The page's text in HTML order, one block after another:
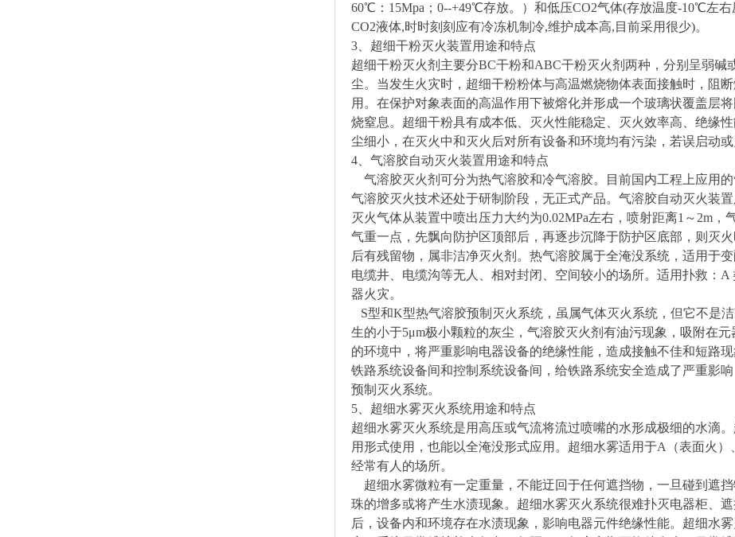
60℃：15Mpa；0--+49℃存放。）和低压CO2气体(存放温度-10℃左右
CO2液体,时时刻刻应有冷冻机制冷,维护成本高,目前采用很少)。
3 、超细干粉灭火装置用途和特点
超细干粉灭火剂主要分BC干粉和ABC干粉灭火剂两种，分别呈弱碱
尘。当发生火灾时，超细干粉粉体与高温燃烧物体表面接触时，阻
用。在保护对象表面的高温作用下被熔化并形成一个玻璃状覆盖层
烧窒息。超细干粉具有成本低、灭火性能稳定、灭火效率高、绝缘
尘细小，在灭火中和灭火后对所有设备和环境均有污染，若误启动或
4 、气溶胶自动灭火装置用途和特点
气溶胶灭火剂可分为热气溶胶和冷气溶胶。目前国内工程上应用
气溶胶灭火技术还处于研制阶段，无正式产品。气溶胶自动灭火装
灭火气体从装置中喷出压力大约为0.02MPa左右，喷射距离1～2m，
气重一点，先飘向防护区顶部后，再逐步沉降于防护区底部，则灭
后有残留物，属非洁净灭火剂。热气溶胶属于全淹没系统，适用于
电缆井、电缆沟等无人、相对封闭、空间较小的场所。适用扑救：
器火灾。
S型和K型热气溶胶预制灭火系统，虽属气体灭火系统，但它不是
生的小于5μm极小颗粒的灰尘，气溶胶灭火剂有油污现象，吸附在
的环境中，将严重影响电器设备的绝缘性能，造成接触不佳和短路
铁路系统设备间和控制系统设备间，给铁路系统安全造成了严重影
预制灭火系统。
5 、超细水雾灭火系统用途和特点
超细水雾灭火系统是用高压或气流将流过喷嘴的水形成极细的水滴
用形式使用，也能以全淹没形式应用。超细水雾适用于A（表面火
经常有人的场所。
超细水雾微粒有一定重量，不能迂回于任何遮挡物，一旦碰到遮
珠的增多或将产生水渍现象。超细水雾灭火系统很难扑灭电器柜、
后，设备内和环境存在水渍现象，影响电器元件绝缘性能。超细水